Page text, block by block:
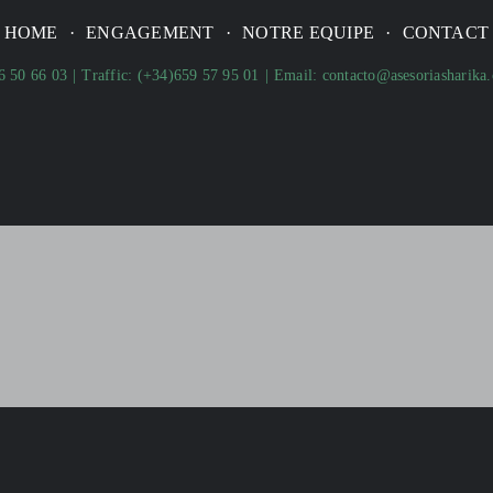
HOME ENGAGEMENT NOTRE EQUIPE CONTACT
50 66 03 Traffic: (+34)659 57 95 01 Email: